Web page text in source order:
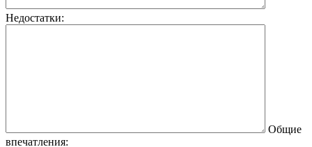
Недостатки:
Общие
впечатления: